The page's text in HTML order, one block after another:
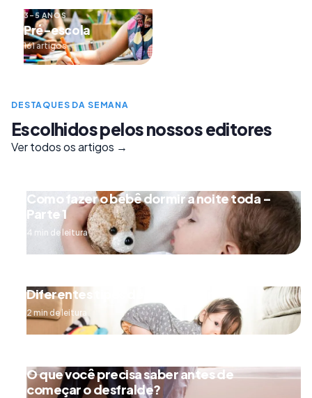
3–5 ANOS
Pré-escola
161 artigos
DESTAQUES DA SEMANA
Escolhidos pelos nossos editores
Ver todos os artigos →
Como fazer o bebê dormir a noite toda –
Parte 1
4 min de leitura
Diferentes tipos de engatinhar
2 min de leitura
O que você precisa saber antes de
começar o desfralde?